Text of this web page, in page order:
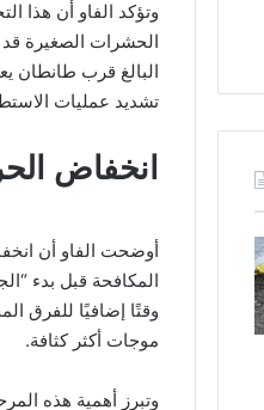
وتؤكد الفاو أن هذا
الحشرات الصغيرة قد
البالغ قرب
تشديد عمليات
انخفاض
أوضحت الفاو أن
المكافحة قبل بدء
وقتًا إضافيًا للفرق
موجات أكثر كثافة.
وتبرز أهمية هذه